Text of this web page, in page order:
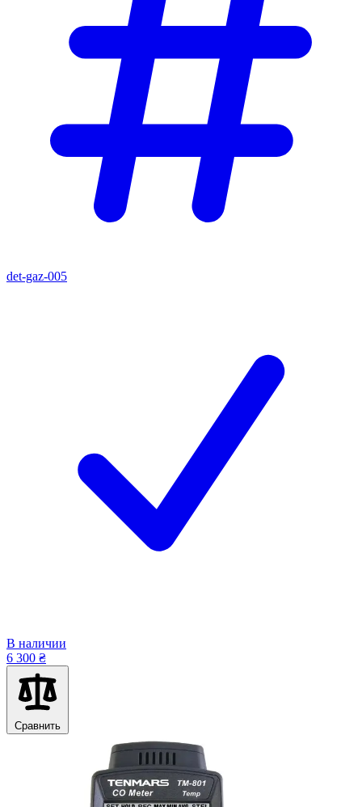
det-gaz-005
В наличии
6 300 ₴
Сравнить